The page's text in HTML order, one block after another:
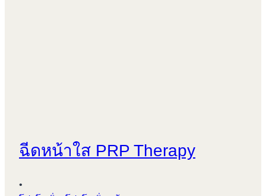
ฉีดหน้าใส PRP Therapy
•